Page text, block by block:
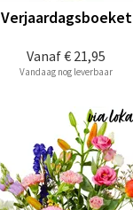
Vanaf€ 21,95
Verjaardagsboeket
Vandaag nog leverbaar